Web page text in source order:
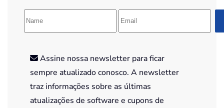
Assine nossa newsletter para ficar
sempre atualizado conosco. A newsletter
traz informações sobre as últimas
atualizações de software e cupons de